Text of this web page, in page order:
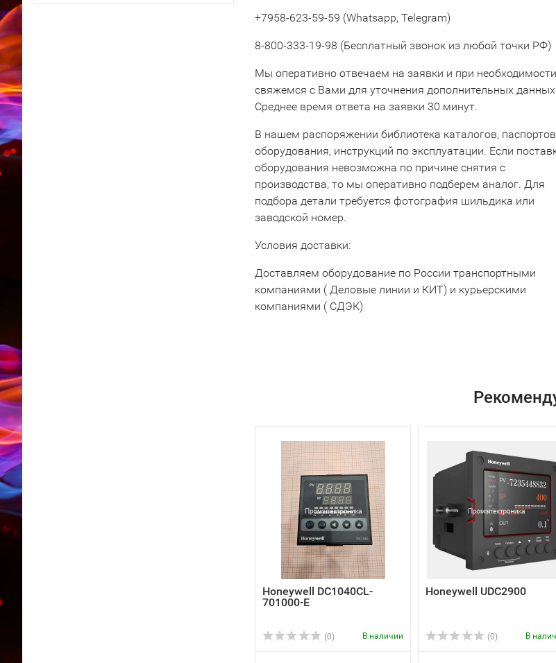
+7958-623-59-59 (Whatsapp, Telegram)
8-800-333-19-98 (Бесплатный звонок из любой точки РФ)
Мы оперативно отвечаем на заявки и при необходимости
свяжемся с Вами для уточнения дополнительных
Среднее время ответа на заявки 30 минут.
В нашем распоряжении библиотека каталогов, паспортов
оборудования, инструкций по эксплуатации. Если
оборудования невозможна по причине снятия с
производства, то мы оперативно подберем аналог. Для
подбора детали требуется фотография шильдика или
заводской номер.
Условия доставки:
Доставляем оборудование по России транспортными
компаниями ( Деловые линии и КИТ) и курьерскими
компаниями ( СДЭК)
Honeywell DC1040CL-
701000-E
(0) В наличии
Honeywell UDC2900
(0) В